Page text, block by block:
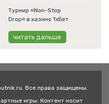
Турнир «Non-Stop
Drop» в казино 1хБет
читать дальше
Все права защищены.
игры. Контент носит